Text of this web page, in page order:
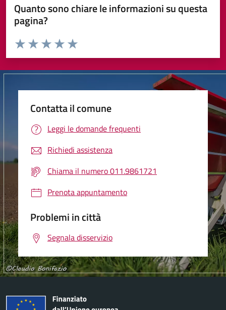
Quanto sono chiare le informazioni su questa
pagina?
Valuta da 1 a 5 stelle la pagina
Valuta 5 stelle su 5
Valuta 4 stelle su 5
Valuta 3 stelle su 5
Valuta 2 stelle su 5
Valuta 1 stelle su 5
Contatta il comune
Leggi le domande frequenti
Richiedi assistenza
Chiama il numero 011.9861721
Prenota appuntamento
Problemi in città
Segnala disservizio